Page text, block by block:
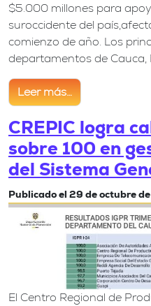
$5.000 millones para
suroccidente del
comienzo de año. Los
departamentos de
Leer más…from Gobierno
CREPIC logra
sobre 100 en
del Sistema
Publicado el 29 de octubre
El Centro Regional de